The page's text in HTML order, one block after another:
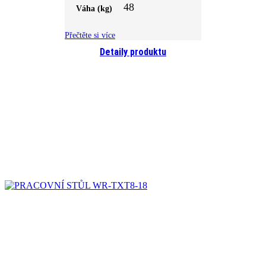
Detaily produktu
Váha (kg) 48
Přečtěte si více